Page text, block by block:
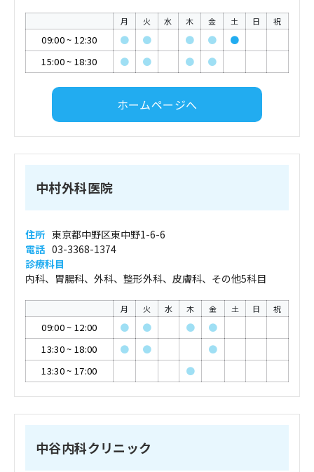
月 火 水 木 金 土 日 祝
09:00~ 12:30 ● ● ● ●
●
15:00~ 18:30 ● ● ● ●
ホームページへ
中村外科医院
住所 東京都中野区東中野1-6-6
電話 03-3368-1374
診療科目
内科、胃腸科、外科、整形外科、皮膚科、その他5科目
月 火 水 木 金 土 日 祝
09:00~ 12:00 ● ● ●
●
13:30~ 18:00 ● ●
●
13:30~ 17:00 ●
中谷内科クリニック